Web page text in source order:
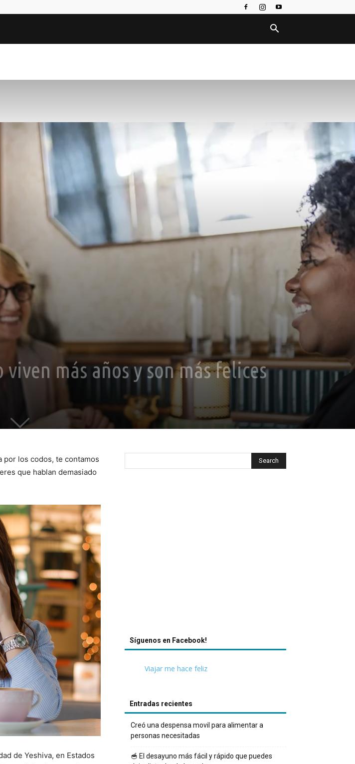
más años y son más felices
por los codos, te contamos
que hablan demasiado
de Yeshiva, en Estados
Síguenos en Facebook!
Viajar me hace feliz
Entradas recientes
Creó una despensa movil para alimentar a
personas necesitadas
🥣 El desayuno más fácil y rápido que puedes